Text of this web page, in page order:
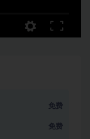
免费
免费